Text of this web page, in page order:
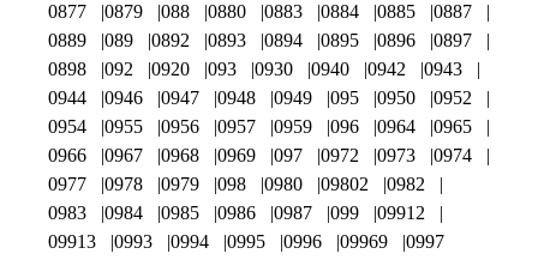
0877
0879 088 0880 0883 0884 0885
0887
0889
089 0892 0893 0894 0895 0896
0897
0898
092 0920 093 0930 0940 0942
0943
0944
0946 0947 0948 0949 095 0950
0952
0954
0955 0956 0957 0959 096 0964
0965
0966
0967 0968 0969 097 0972 0973
0974
0977
0978 0979 098 0980 09802
0982
0983
0984 0985 0986 0987 099
09912
09913
0993 0994 0995 0996 09969 0997